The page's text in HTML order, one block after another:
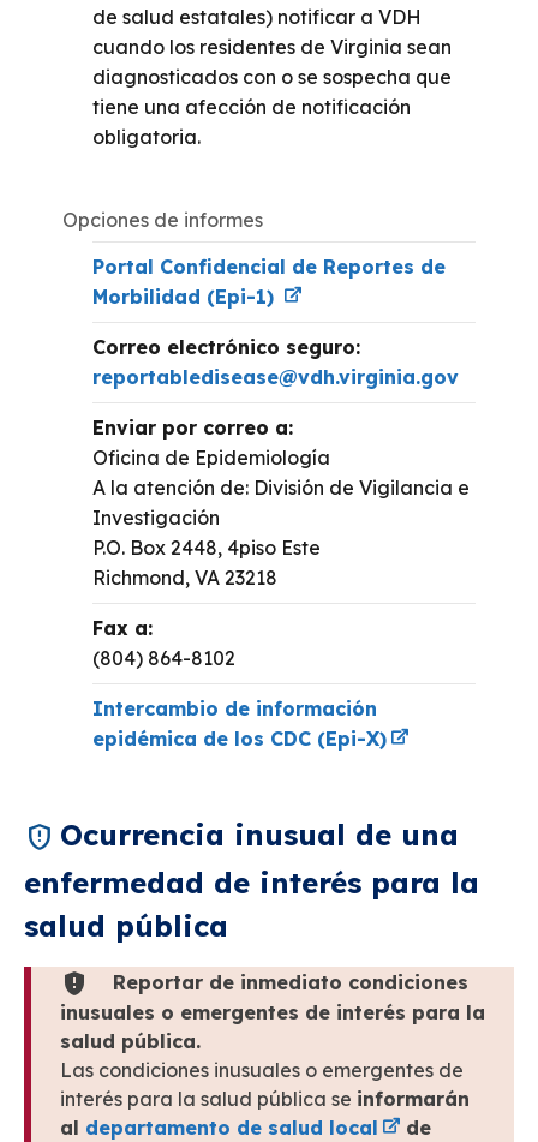
de salud estatales) notificar a VDH
cuando los residentes de Virginia sean
diagnosticados con o se sospecha que
tiene una afección de notificación
obligatoria.
Opciones de informes
Portal Confidencial de Reportes de
Morbilidad (Epi-1)
Correo electrónico seguro:
reportabledisease@vdh.virginia.gov
Enviar por correo a:
Oficina de Epidemiología
A la atención de: División de Vigilancia e
Investigación
P.O. Box 2448, 4piso Este
Richmond, VA 23218
Fax a:
(804) 864-8102
Intercambio de información
epidémica de los CDC (Epi-X)
Ocurrencia inusual de una
enfermedad de interés para la
salud pública
Reportar de inmediato condiciones
inusuales o emergentes de interés para la
salud pública.
Las condiciones inusuales o emergentes de
interés para la salud pública se informarán
al departamento de salud local
de